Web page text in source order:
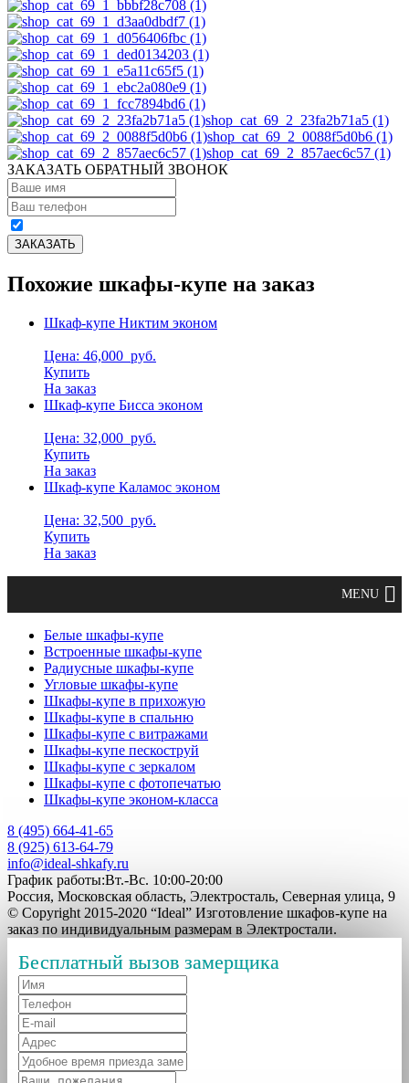
shop_cat_69_2_23fa2b71a5 (1)
shop_cat_69_2_0088f5d0b6 (1)
shop_cat_69_2_857aec6c57 (1)
ЗАКАЗАТЬ ОБРАТНЫЙ ЗВОНОК
Похожие шкафы-купе на заказ
Шкаф-купе Никтим эконом
Цена: 46,000 руб.
Купить
На заказ
Шкаф-купе Бисса эконом
Цена: 32,000 руб.
Купить
На заказ
Шкаф-купе Каламос эконом
Цена: 32,500 руб.
Купить
На заказ
Белые шкафы-купе
Встроенные шкафы-купе
Радиусные шкафы-купе
Угловые шкафы-купе
Шкафы-купе в прихожую
Шкафы-купе в спальню
Шкафы-купе с витражами
Шкафы-купе пескоструй
Шкафы-купе с зеркалом
Шкафы-купе с фотопечатью
Шкафы-купе эконом-класса
8 (495) 664-41-65
8 (925) 613-64-79
info@ideal-shkafy.ru
График работы:Вт.-Вс. 10:00-20:00
Россия, Московская область, Электросталь, Северная улица, 9
© Copyright 2015-2020 “Ideal” Изготовление шкафов-купе на
заказ по индивидуальным размерам в Электростали.
Бесплатный вызов замерщика